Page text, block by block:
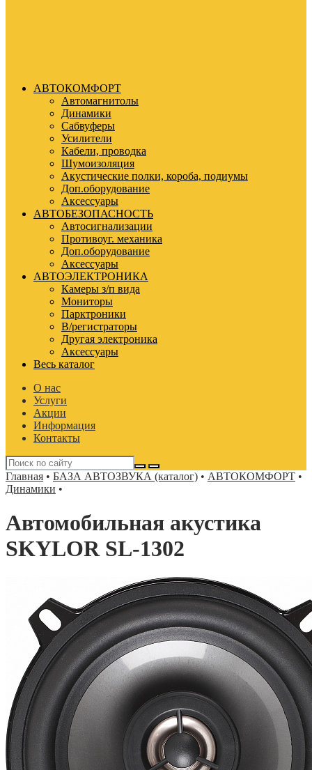
АВТОКОМФОРТ
Автомагнитолы
Динамики
Сабвуферы
Усилители
Кабели, проводка
Шумоизоляция
Акустические полки, короба, подиумы
Доп.оборудование
Аксессуары
АВТОБЕЗОПАСНОСТЬ
Автосигнализации
Противоуг. механика
Доп.оборудование
Аксессуары
АВТОЭЛЕКТРОНИКА
Камеры з/п вида
Мониторы
Парктроники
В/регистраторы
Другая электроника
Аксессуары
Весь каталог
О нас
Услуги
Акции
Информация
Контакты
Главная • БАЗА АВТОЗВУКА (каталог) • АВТОКОМФОРТ •
Динамики •
Автомобильная акустика
SKYLOR SL-1302